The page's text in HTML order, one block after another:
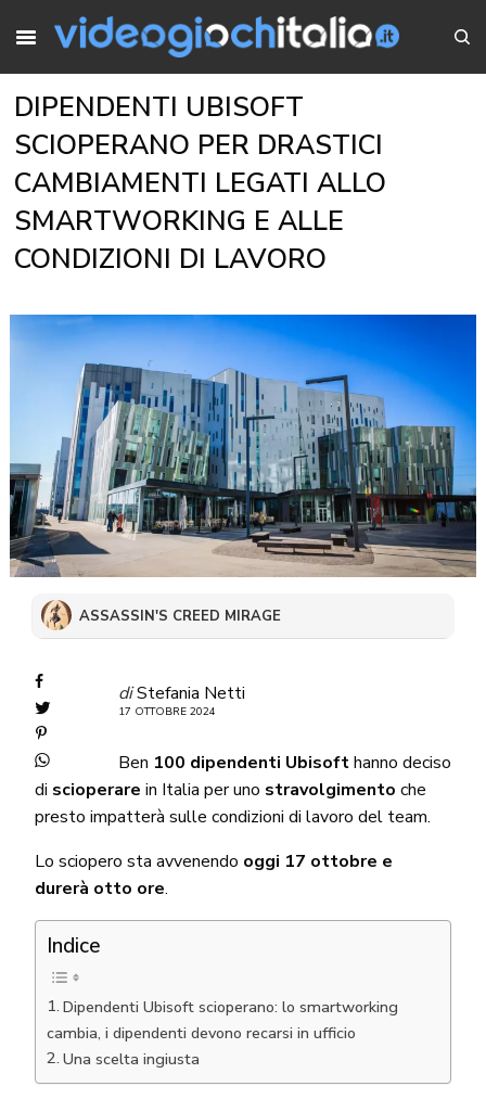
DIPENDENTI UBISOFT
SCIOPERANO PER DRASTICI
CAMBIAMENTI LEGATI ALLO
SMARTWORKING E ALLE
CONDIZIONI DI LAVORO
ASSASSIN'S CREED MIRAGE
diStefania Netti
17 OTTOBRE 2024
Ben 100 dipendenti Ubisofthanno deciso
di scioperare in Italia per uno stravolgimento che
presto impatterà sulle condizioni di lavoro del team.
Lo sciopero sta avvenendo oggi 17 ottobre e
durerà otto ore.
Indice
Dipendenti Ubisoft scioperano: lo smartworking
cambia, i dipendenti devono recarsi in ufficio
Una scelta ingiusta